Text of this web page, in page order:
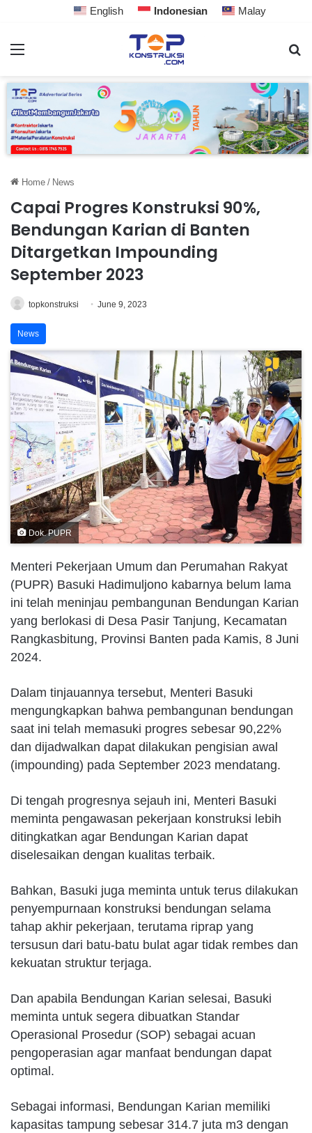
English Indonesian Malay
Home / News
Capai Progres Konstruksi 90%,
Bendungan Karian di Banten
Ditargetkan Impounding
September 2023
topkonstruksi June 9, 2023
News
Dok. PUPR
Menteri Pekerjaan Umum dan Perumahan Rakyat
(PUPR) Basuki Hadimuljono kabarnya belum lama
ini telah meninjau pembangunan Bendungan Karian
yang berlokasi di Desa Pasir Tanjung, Kecamatan
Rangkasbitung, Provinsi Banten pada Kamis, 8 Juni
2024.
Dalam tinjauannya tersebut, Menteri Basuki
mengungkapkan bahwa pembangunan bendungan
saat ini telah memasuki progres sebesar 90,22%
dan dijadwalkan dapat dilakukan pengisian awal
(impounding) pada September 2023 mendatang.
Di tengah progresnya sejauh ini, Menteri Basuki
meminta pengawasan pekerjaan konstruksi lebih
ditingkatkan agar Bendungan Karian dapat
diselesaikan dengan kualitas terbaik.
Bahkan, Basuki juga meminta untuk terus dilakukan
penyempurnaan konstruksi bendungan selama
tahap akhir pekerjaan, terutama riprap yang
tersusun dari batu-batu bulat agar tidak rembes dan
kekuatan struktur terjaga.
Dan apabila Bendungan Karian selesai, Basuki
meminta untuk segera dibuatkan Standar
Operasional Prosedur (SOP) sebagai acuan
pengoperasian agar manfaat bendungan dapat
optimal.
Sebagai informasi, Bendungan Karian memiliki
kapasitas tampung sebesar 314.7 juta m3 dengan